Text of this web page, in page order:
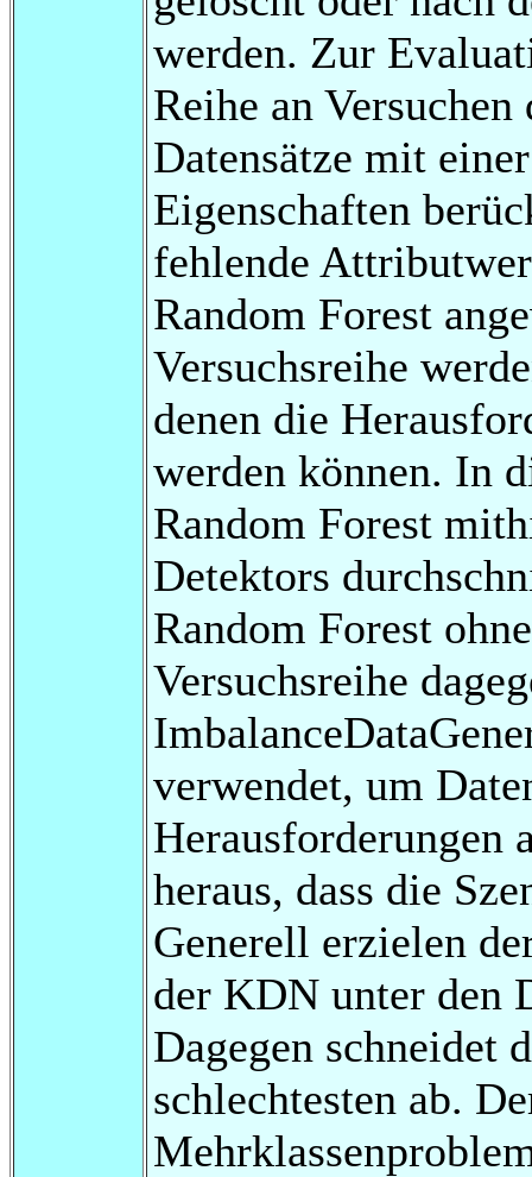
werden. Zur
Reihe an
Datensätze mit
Eigenschaften
fehlende
Random Forest
Versuchsreihe
denen die
werden können. In
Random Forest
Detektors
Random Forest
Versuchsreihe
verwendet, um
Herausforderungen
heraus, dass die
Generell erzielen
der KDN unter den
Dagegen schneidet
schlechtesten ab.